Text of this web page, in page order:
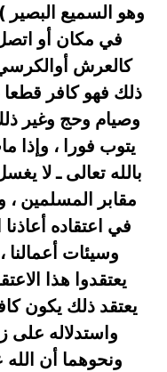
وهو السميع
في مكان أو
كالعرش أوالكرسي
ذلك فهو كافر
وصيام وحج وغير
يتوب فورا ، وإذا
بالله تعالى ـ لا
مقابر المسلمين
في اعتقاده
وسيئات
يعتقدوا هذا
يعتقد ذلك يكون
واستدلاله على
ونحوهما أن